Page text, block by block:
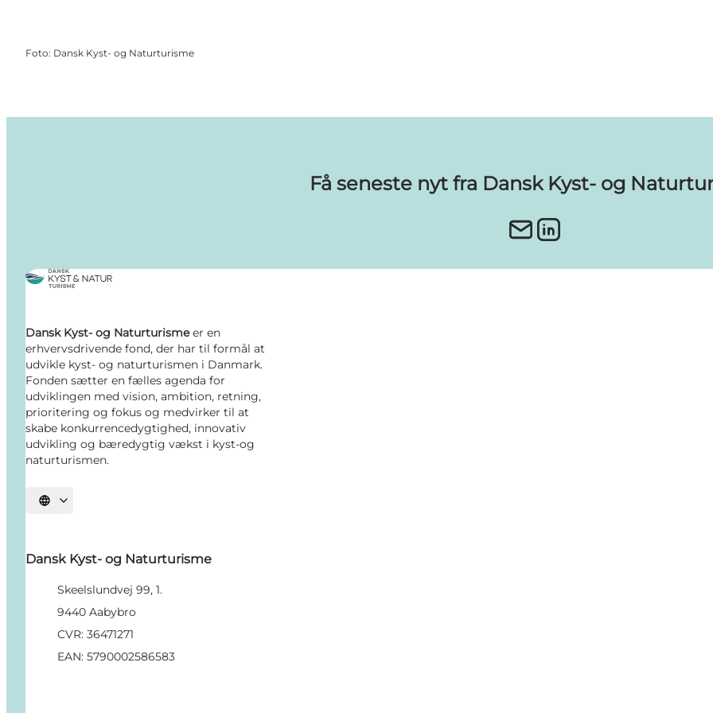
Foto: Dansk Kyst- og Naturturisme
Få seneste nyt fra Dansk Kyst- og
Dansk Kyst- og Naturturismeer en
erhvervsdrivende fond, der har til formål at
udvikle kyst- og naturturismen i Danmark.
Fonden sætter en fælles agenda for
udviklingen med vision, ambition, retning,
prioritering og fokus og medvirker til at
skabe konkurrencedygtighed, innovativ
udvikling og bæredygtig vækst i kyst-og
naturturismen.
Vælg sprog
Dansk Kyst- og Naturturisme
Skeelslundvej 99, 1.
9440 Aabybro
CVR: 36471271
EAN: 5790002586583